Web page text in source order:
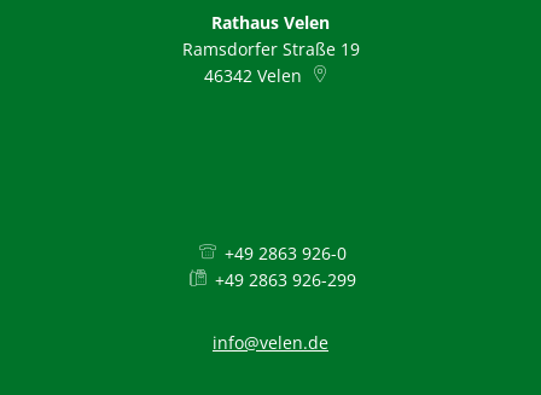
Rathaus Velen
Ramsdorfer Straße 19
46342 Velen
+49 2863 926-0
+49 2863 926-299
info@velen.de